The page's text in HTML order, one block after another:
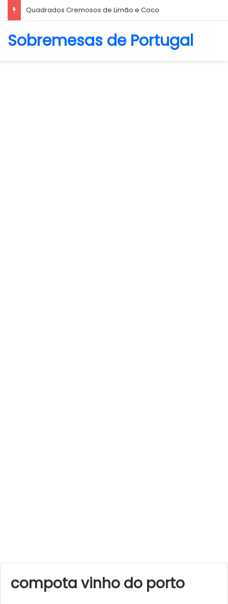
Quadrados Cremosos de Limão e Coco
Sobremesas de Portugal
compota vinho do porto